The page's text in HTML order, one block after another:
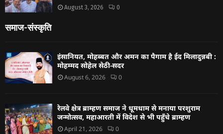
August 3, 2026 0
समाज-संस्कृति
इंसानियत, मोहब्बत और अमन का पैगाम है ईद मिलादुन्नबी :
मोहम्मद सोहेल सेठी-सदर
August 6, 2026 0
रेलवे क्षेत्र ब्राम्हण समाज ने धूमधाम से मनाया परशुराम
जन्मोत्सव, महाआरती में विदेश से भी पहुँचे ब्राम्हण
April 21, 2026 0